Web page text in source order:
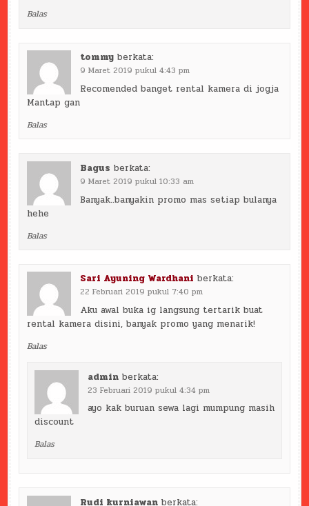
Balas
tommy berkata:
9 Maret 2019 pukul 4:43 pm
Recomended banget rental kamera di jogja
Mantap gan
Balas
Bagus berkata:
9 Maret 2019 pukul 10:33 am
Banyak..banyakin promo mas setiap bulanya
hehe
Balas
Sari Ayuning Wardhani berkata:
22 Februari 2019 pukul 7:40 pm
Aku awal buka ig langsung tertarik buat
rental kamera disini, banyak promo yang menarik!
Balas
admin berkata:
23 Februari 2019 pukul 4:34 pm
ayo kak buruan sewa lagi mumpung masih
discount
Balas
Rudi kurniawan berkata: